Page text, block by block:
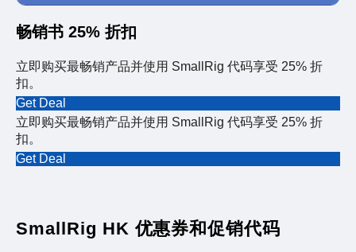
畅销书 25% 折扣
立即购买最畅销产品并使用 SmallRig 代码享受 25% 折
扣。
Get Deal
立即购买最畅销产品并使用 SmallRig 代码享受 25% 折
扣。
Get Deal
SmallRig HK 优惠券和促销代码